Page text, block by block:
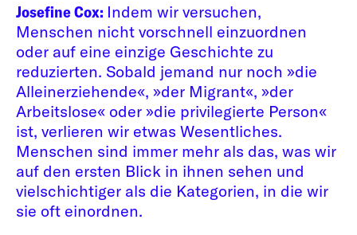
Josefine Cox: Indem wir versuchen,
Menschen nicht vorschnell einzuordnen
oder auf eine einzige Geschichte zu
reduzierten. Sobald jemand nur noch »die
Alleinerziehende«, »der Migrant«, »der
Arbeitslose« oder »die privilegierte Person«
ist, verlieren wir etwas Wesentliches.
Menschen sind immer mehr als das, was wir
auf den ersten Blick in ihnen sehen und
vielschichtiger als die Kategorien, in die wir
sie oft einordnen.